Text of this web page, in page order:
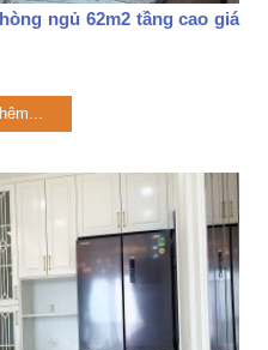
ngủ 62m2 tầng cao giá